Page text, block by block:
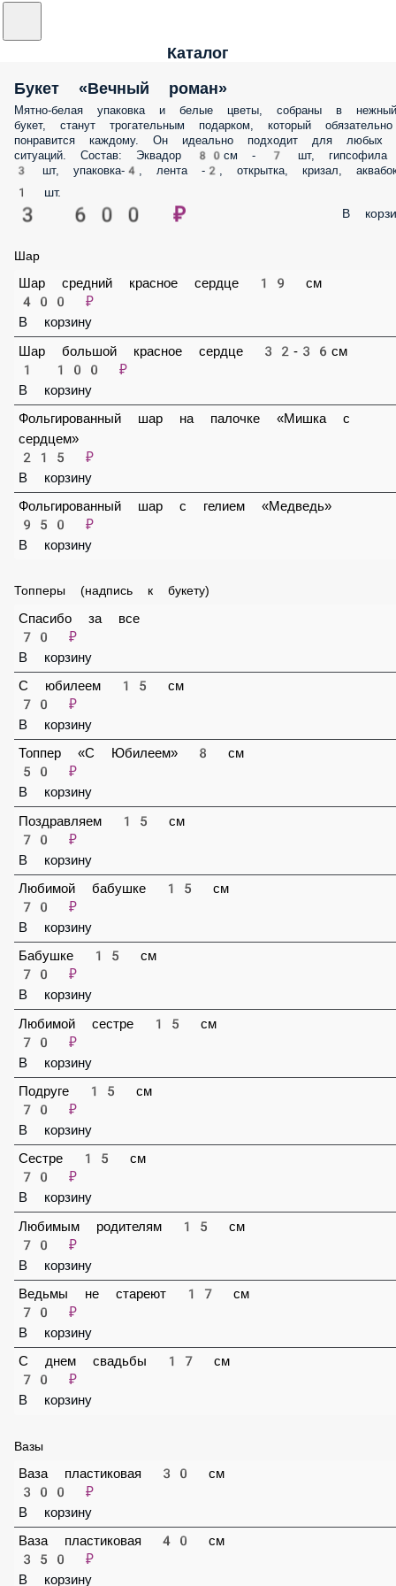
Каталог
Букет «Вечный роман»
Мятно-белая упаковка и белые цветы, собраны в нежный букет,
трогательным подарком, который обязательно понравится
Он идеально подходит для любых ситуаций. Состав: Эквадор 80см - 7
шт, гипсофила 3 шт, упаковка-4, лента -2, открытка, кризал, аквабокс
1 шт.
3 600 ₽
Шар средний красное сердце 19 см
400 ₽
Шар большой красное сердце 32-36см
1 100 ₽
В корзину
Фольгированный шар на палочке «Мишка с сердцем»
215 ₽
В корзину
Фольгированный шар с гелием «Медведь»
950 ₽
Топперы (надпись к букету)
Спасибо за все
70 ₽
В корзину
С юбилеем 15 см
70 ₽
В корзину
Топпер «С Юбилеем» 8 см
50 ₽
Поздравляем 15 см
70 ₽
В корзину
Любимой бабушке 15 см
70 ₽
В корзину
Бабушке 15 см
70 ₽
В корзину
Любимой сестре 15 см
70 ₽
В корзину
Подруге 15 см
70 ₽
В корзину
Сестре 15 см
70 ₽
В корзину
Любимым родителям 15 см
Ведьмы не стареют 17 см
70 ₽
В корзину
С днем свадьбы 17 см
70 ₽